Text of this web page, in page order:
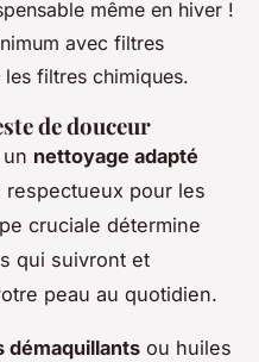
même en hiver !
avec filtres
filtres chimiques.
de douceur
nettoyage adapté
pour les
cruciale détermine
qui suivront et
peau au quotidien.
démaquillants ou huiles